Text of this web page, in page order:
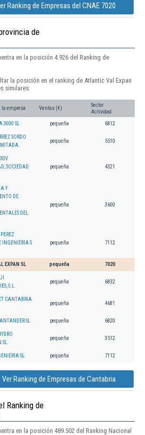
Ranking de Empresas del CNAE 7020
de
en la posición 4.926 del Ranking de
la posición en el ranking de Atlantic Val Expan
similares:
la empresa Ventas (€)
Sector
Actividad
3000 SL pequeña 6812
SORDO
pequeña 5510
SOCIEDAD
pequeña 4321
Y
DE
DEL
pequeña 3600
INGENIERIA S
pequeña 7112
EXPAN SL pequeña 7020
S.L.
pequeña 6832
CANTABRIA
pequeña 4681
SL pequeña 6820
SL.
pequeña 3512
SL pequeña 7112
Ver Ranking de Empresas de Cantabria
Ranking de
en la posición 489.502 del Ranking Nacional